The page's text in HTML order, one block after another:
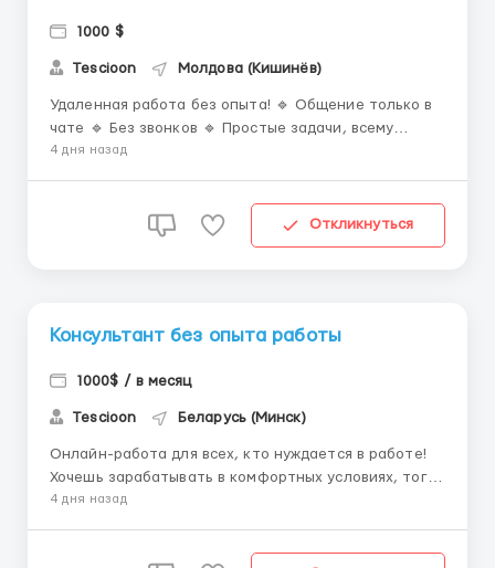
1000 $
Tescioon Молдова (Кишинёв)
Удаленная работа без опыта! 🔹 Общение только в
чате 🔹 Без звонков 🔹 Простые задачи, всему
научим 🔹 Оплата от 800 дол + премии 📲 Работа,
4 дня назад
Откликнуться
Консультант без опыта работы
1000$ / в месяц
Tescioon Беларусь (Минск)
Онлайн-работа для всех, кто нуждается в работе!
Хочешь зарабатывать в комфортных условиях, тогда
присоединяйся к нашему агентству! 📌 Нужно: –
4 дня назад